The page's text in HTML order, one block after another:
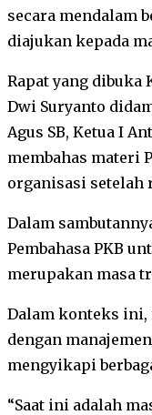
secara mendalam
diajukan kepada
Rapat yang dibuka
Dwi Suryanto
Agus SB, Ketua I
membahas materi
organisasi
Dalam
Pembahasa PKB
merupakan masa
Dalam konteks
dengan
mengyikapi
“Saat ini adalah